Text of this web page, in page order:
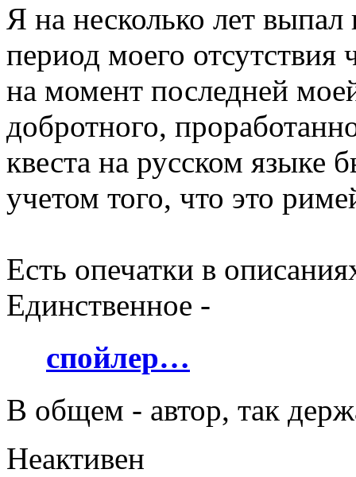
Я на несколько лет
период моего
на момент последней
добротного,
квеста на русском
учетом того, что это
Есть опечатки в
Единственное -
спойлер…
В общем - автор, так
Неактивен